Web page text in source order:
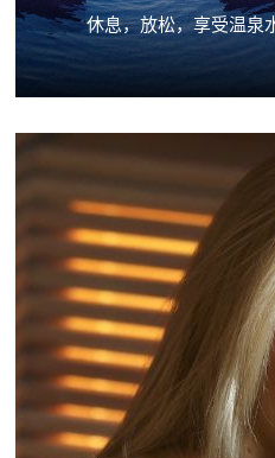
休息，放松，享受温泉水